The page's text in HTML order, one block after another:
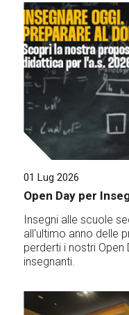
01 Lug 2026
Open Day per
Insegni alle scuole
all'ultimo anno delle
perderti i nostri Open
insegnanti.